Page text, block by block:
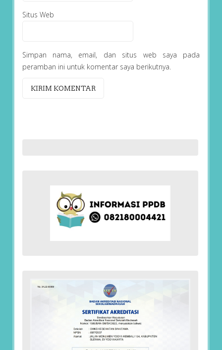
Situs Web
Simpan nama, email, dan situs web saya pada
peramban ini untuk komentar saya berikutnya.